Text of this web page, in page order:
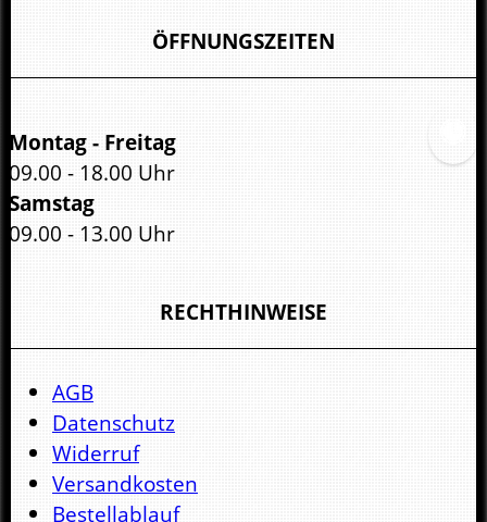
ÖFFNUNGSZEITEN
Montag - Freitag
09.00 - 18.00 Uhr
Samstag
09.00 - 13.00 Uhr
RECHTHINWEISE
AGB
Datenschutz
Widerruf
Versandkosten
Bestellablauf